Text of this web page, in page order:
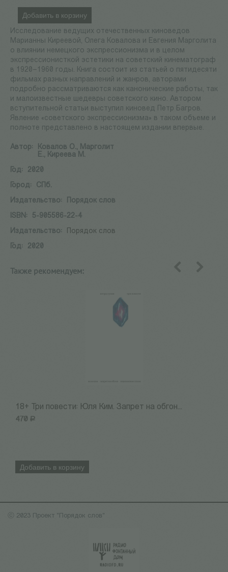
Добавить в корзину
Исследование ведущих отечественных киноведов
Марианны Киреевой, Олега Ковалова и Евгения Марголита
о влиянии немецкого экспрессионизма и в целом
экспрессионисткой эстетики на советский кинематограф
в 1920–1960 годы. Книга состоит из статьей о пятидесяти
фильмах разных направлений и жанров, авторами
подробно рассматриваются как канонические работы, так
и малоизвестные шедевры советского кино. Автором
вступительной статьи выступил киновед Петр Багров.
Явление «советского экспрессионизма» в таком объеме и
полноте представлено в настоящем издании впервые.
Автор:
Ковалов О., Марголит
Е., Киреева М.
Год:
2020
Город:
СПб.
Издательство:
Порядок слов
ISBN:
5-905586-22-4
Издательство:
Порядок слов
Год:
2020
Также рекомендуем:
18+ Три повести: Юля Ким. Запрет на обгон...
470 Р
Добавить в корзину
ⓒ 2023 Проект "Порядок слов"